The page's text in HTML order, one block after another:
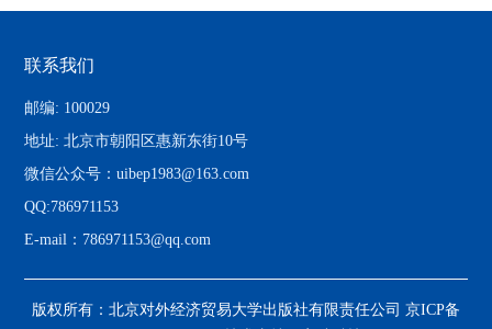
联系我们
邮编: 100029
地址: 北京市朝阳区惠新东街10号
微信公众号：uibep1983@163.com
QQ:786971153
E-mail：786971153@qq.com
版权所有：北京对外经济贸易大学出版社有限责任公司 京ICP备